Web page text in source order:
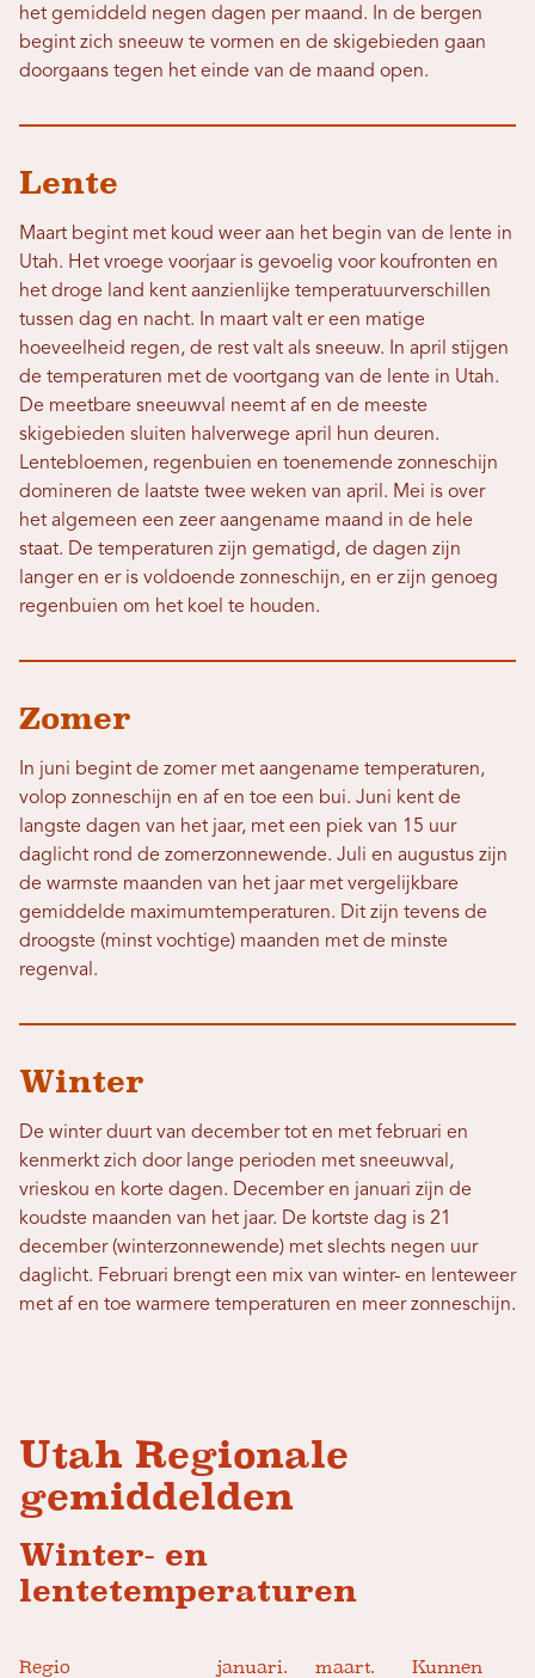
het gemiddeld negen dagen per maand. In de bergen
begint zich sneeuw te vormen en de skigebieden gaan
doorgaans tegen het einde van de maand open.
Lente
Maart begint met koud weer aan het begin van de lente in
Utah. Het vroege voorjaar is gevoelig voor koufronten en
het droge land kent aanzienlijke temperatuurverschillen
tussen dag en nacht. In maart valt er een matige
hoeveelheid regen, de rest valt als sneeuw. In april stijgen
de temperaturen met de voortgang van de lente in Utah.
De meetbare sneeuwval neemt af en de meeste
skigebieden sluiten halverwege april hun deuren.
Lentebloemen, regenbuien en toenemende zonneschijn
domineren de laatste twee weken van april. Mei is over
het algemeen een zeer aangename maand in de hele
staat. De temperaturen zijn gematigd, de dagen zijn
langer en er is voldoende zonneschijn, en er zijn genoeg
regenbuien om het koel te houden.
Zomer
In juni begint de zomer met aangename temperaturen,
volop zonneschijn en af ​​en toe een bui. Juni kent de
langste dagen van het jaar, met een piek van 15 uur
daglicht rond de zomerzonnewende. Juli en augustus zijn
de warmste maanden van het jaar met vergelijkbare
gemiddelde maximumtemperaturen. Dit zijn tevens de
droogste (minst vochtige) maanden met de minste
regenval.
Winter
De winter duurt van december tot en met februari en
kenmerkt zich door lange perioden met sneeuwval,
vrieskou en korte dagen. December en januari zijn de
koudste maanden van het jaar. De kortste dag is 21
december (winterzonnewende) met slechts negen uur
daglicht. Februari brengt een mix van winter- en lenteweer
met af en toe warmere temperaturen en meer zonneschijn.
Utah Regionale
gemiddelden
Winter- en
lentetemperaturen
Regio januari. maart. Kunnen